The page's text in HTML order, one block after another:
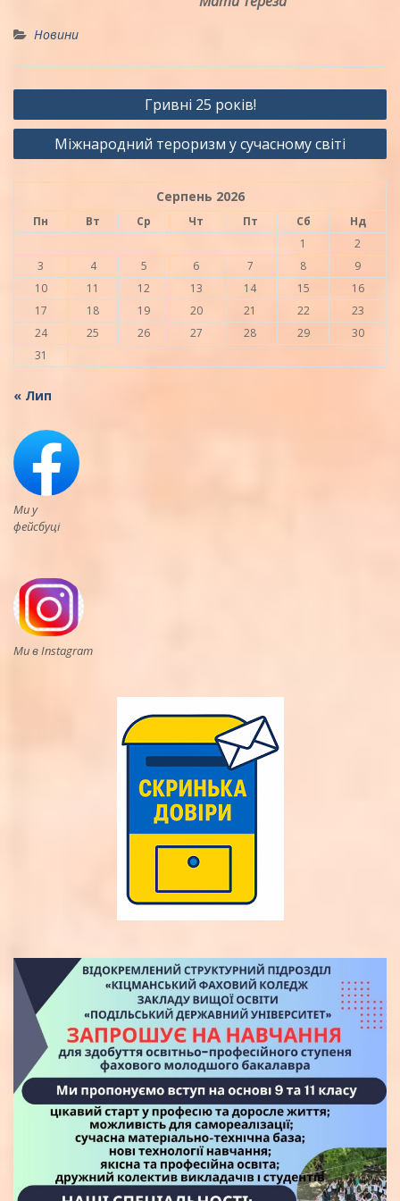
Новини
Навігація
записів
Гривні 25 років!
Міжнародний тероризм у сучасному світі
Серпень 2026
Пн Вт Ср Чт Пт Сб
Нд
1
2
3
4 5 6 7 8
9
10
11 12 13 14 15
16
17
18 19 20 21 22
23
24
25 26 27 28 29
30
31
« Лип
Ми у
фейсбуці
Ми в Instagram